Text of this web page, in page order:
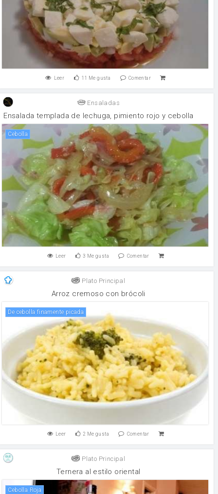
Leer 11 Me gusta Comentar
Ensaladas
Ensalada templada de lechuga, pimiento rojo y cebolla
cebolla
Leer 3 Me gusta Comentar
Plato Principal
Arroz cremoso con brócoli
de cebolla finamente picada
Leer 2 Me gusta Comentar
Plato Principal
Ternera al estilo oriental
Cebolla Roja